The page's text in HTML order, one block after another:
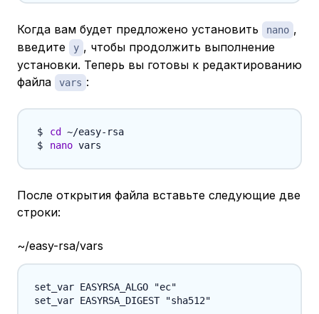
Когда вам будет предложено установить nano ,
введите
y , чтобы продолжить выполнение
установки. Теперь вы готовы к редактированию
файла
vars :
cd
nano
После открытия файла вставьте следующие две
строки:
~/easy-rsa/vars
set_var EASYRSA_ALGO "ec"